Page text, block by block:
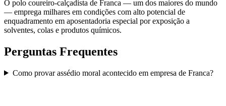
O polo coureiro-calçadista de Franca — um dos maiores do mundo
— emprega milhares em condições com alto potencial de
enquadramento em aposentadoria especial por exposição a
solventes, colas e produtos químicos.
Perguntas Frequentes
Como provar assédio moral acontecido em empresa de Franca?